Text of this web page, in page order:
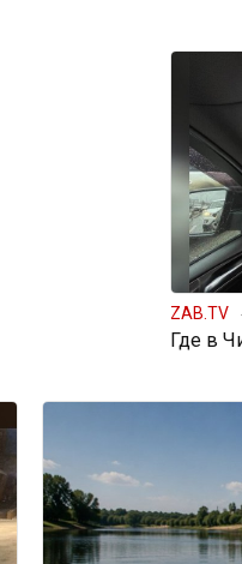
ZAB.TV
Где в